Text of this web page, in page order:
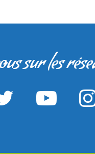
sur les